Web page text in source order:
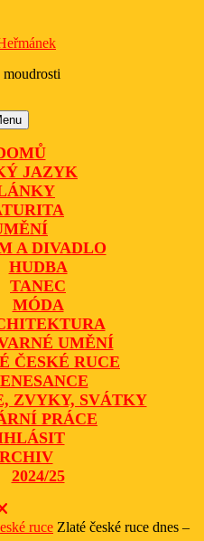
Menu
JAZYK
A DIVADLO
HUDBA
TANEC
MÓDA
UMĚNÍ
ČESKÉ RUCE
ZVYKY, SVÁTKY
PRÁCE
2024/25
CLOSE
BUTTON
ruce Zlaté české ruce dnes –